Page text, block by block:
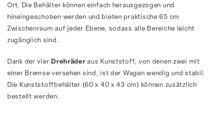
Ort. Die Behälter können einfach herausgezogen und
hineingeschoben werden und bieten praktische 65 cm
Zwischenraum auf jeder Ebene, sodass alle Bereiche leicht
zugänglich sind.
Dank der vier Drehräder aus Kunststoff, von denen zwei mit
einer Bremse versehen sind, ist der Wagen wendig und stabil.
Die Kunststoffbehälter (60 x 40 x 43 cm) können zusätzlich
bestellt werden.